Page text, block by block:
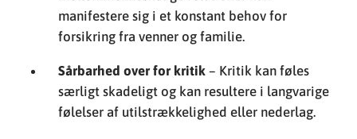
følelser af utilstrækkelighed eller nederlag.
Sociale problemer kan opstå, da personer med
atypisk depression ofte:
Undgår sociale situationer for at beskytte sig